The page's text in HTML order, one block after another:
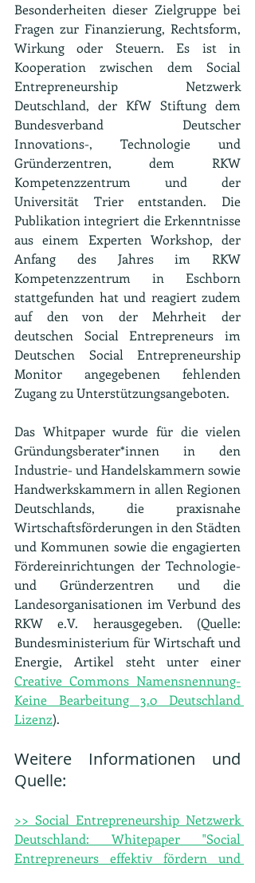
Besonderheiten dieser Zielgruppe bei
Fragen zur Finanzierung, Rechtsform,
Wirkung oder Steuern. Es ist in
Kooperation zwischen dem Social
Entrepreneurship Netzwerk
Deutschland, der KfW Stiftung dem
Bundesverband Deutscher
Innovations-, Technologie und
Gründerzentren, dem RKW
Kompetenzzentrum und der
Universität Trier entstanden. Die
Publikation integriert die Erkenntnisse
aus einem Experten Workshop, der
Anfang des Jahres im RKW
Kompetenzzentrum in Eschborn
stattgefunden hat und reagiert zudem
auf den von der Mehrheit der
deutschen Social Entrepreneurs im
Deutschen Social Entrepreneurship
Monitor angegebenen fehlenden
Zugang zu Unterstützungsangeboten.
Das Whitpaper wurde für die vielen
Gründungsberater*innen in den
Industrie- und Handelskammern sowie
Handwerkskammern in allen Regionen
Deutschlands, die praxisnahe
Wirtschaftsförderungen in den Städten
und Kommunen sowie die engagierten
Fördereinrichtungen der Technologie-
und Gründerzentren und die
Landesorganisationen im Verbund des
RKW e.V. herausgegeben. (Quelle:
Bundesministerium für Wirtschaft und
Creative Commons Namensnennung-
Keine Bearbeitung 3.0 Deutschland
Lizenz).
Weitere Informationen und
Quelle:
>> Social Entrepreneurship Netzwerk
Deutschland: Whitepaper "Social
Entrepreneurs effektiv fördern und